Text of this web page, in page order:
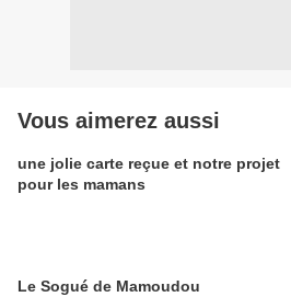
Vous aimerez aussi
une jolie carte reçue et notre projet
pour les mamans
Le Sogué de Mamoudou